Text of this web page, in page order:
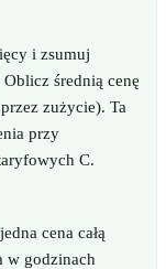
i zsumuj
średnią cenę
zużycie). Ta
przy
C.
cena całą
w godzinach